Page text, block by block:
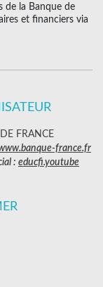
de la Banque de
et financiers via
FRANCE
france.fr
: educfi.youtube